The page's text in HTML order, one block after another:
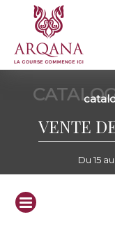
VENTE
Du 15